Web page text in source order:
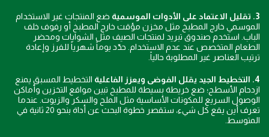
3. تقليل الاعتماد على الأدوات الموسمية
ضع المنتجات غير الاستخدام
الموسمي خارج المطبخ مثل مخزن مؤقت خارج المطبخ أو رفوف خلف
الباب. استخدم صندوق تبريد لمنتجات الصيف مثل الشوايات ومحضر
الطعام المتخصص عند عدم الاستخدام. حدّد يوماً شهرياً للفرز وإعادة
ترتيب العناصر غير المطلوبة حالياً.
4. التخطيط الجيد يقلل الفوضى ويعزز الفاعلية
التخطيط المسبق يمنع
ازدحام الأسطح؛ ضع خريطة بسيطة للمطبخ تبين مواقع التخزين وأماكن
الوصول السريع للمكونات الأساسية مثل الملح والسكر والزيوت. عندما
تعرف أين يقع كل شيء، ستقصر خطوة البحث عن أداة بنحو 20 ثانية في
المتوسط.